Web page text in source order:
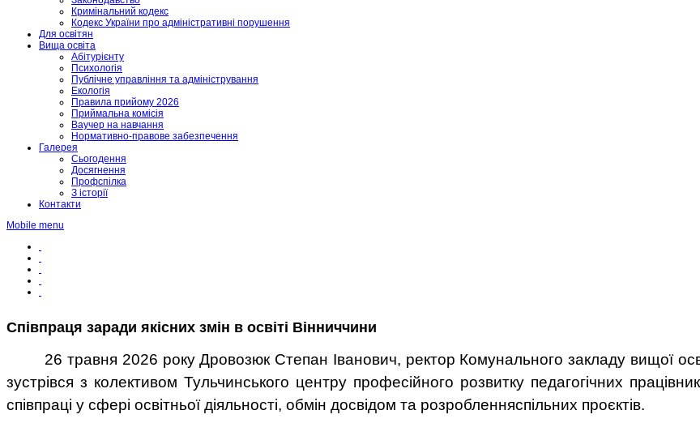
Кримінальний кодекс
Кодекс України про адміністративні порушення
Для освітян
Вища освіта
Абітурієнту
Психологія
Публічне управління та адміністрування
Екологія
Правила прийому 2026
Приймальна комісія
Ваучер на навчання
Нормативно-правове забезпечення
Галерея
Сьогодення
Досягнення
Профспілка
З історії
Контакти
Mobile menu
Співпраця заради якісних змін в освіті Вінниччини
26 травня 2026 року Дровозюк Степан Іванович, ректор Комунального закладу вищої
зустрівся з колективом Тульчинського центру професійного розвитку педагогічних
співпраці у сфері освітньої діяльності, обмін досвідом та розробленняспільних проєктів.